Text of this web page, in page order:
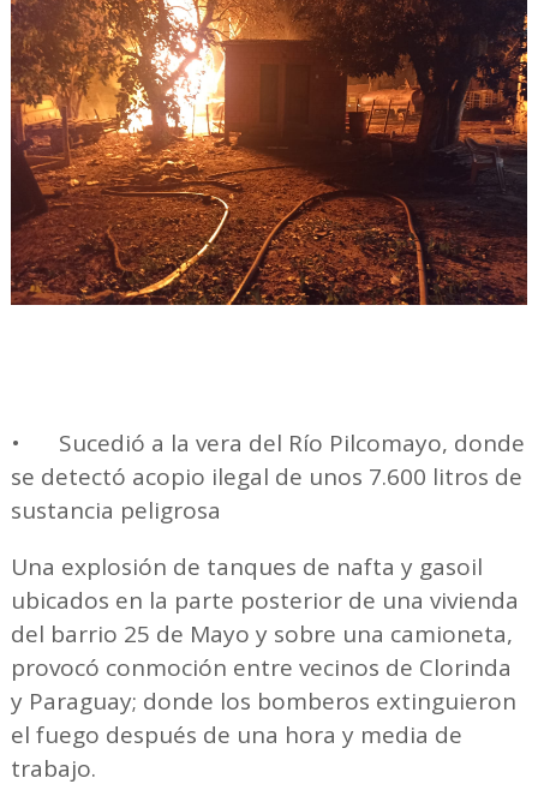
•
Sucedió a la vera del Río Pilcomayo, donde
se detectó acopio ilegal de unos 7.600 litros de
sustancia peligrosa
Una explosión de tanques de nafta y gasoil
ubicados en la parte posterior de una vivienda
del barrio 25 de Mayo y sobre una camioneta,
provocó conmoción entre vecinos de Clorinda
y Paraguay; donde los bomberos extinguieron
el fuego después de una hora y media de
trabajo.